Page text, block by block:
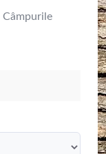
Câmpurile